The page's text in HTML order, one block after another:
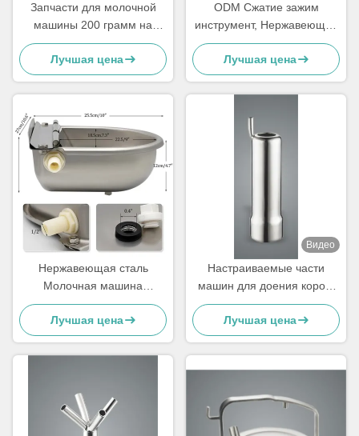
Запчасти для молочной
машины 200 грамм на
заказ
Лучшая цена
ODM Сжатие зажим
инструмент, Нержавеющая
сталь доярка машинные
части для коров
Лучшая цена
Нержавеющая сталь
Молочная машина
запасные части Корова
Автоматический питьевой
плавучий
Лучшая цена
Видео
Настраиваемые части
машин для доения коров,
запасные части машин для
доения коровы, чайники
Лучшая цена